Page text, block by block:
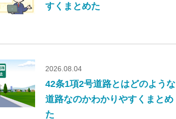
すくまとめた
2026.08.04
42条1項2号道路とはどのような
道路なのかわかりやすくまとめ
た